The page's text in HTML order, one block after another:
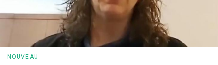
NOUVEAU